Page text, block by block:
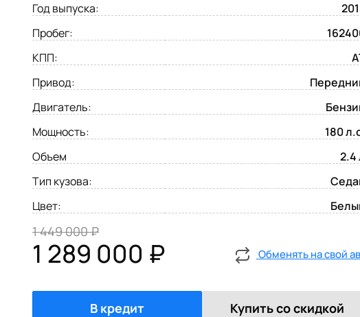
Год выпуска:
Пробег:
КПП:
Привод:
Двигатель:
Мощность:
180
Объем
2.4
Тип кузова:
Цвет:
1 449 000 ₽
1 289 000 ₽ Обменять на свой
В кредит Купить со скидкой